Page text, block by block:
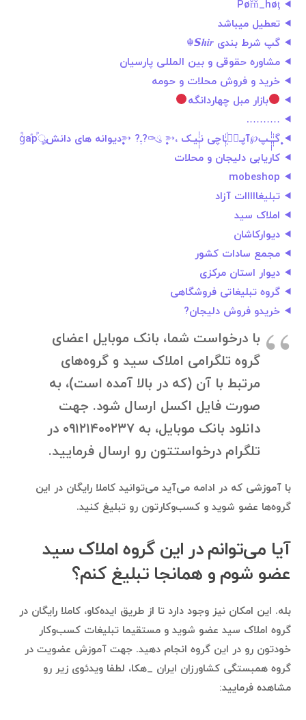
Pøřň_høţ
تعطیل میباشد
گپ شرط بندی 𝙎𝒉𝒊𝒓☬
مشاوره حقوقی و بین المللی پارسیان
خرید و فروش محلات و حومه
بازار مبل چهاردانگه
……….
۪۪ٜٖٜ۪۪ٜٖگـٰٰٖٖـٰٰٰٖٖٖٖـپ℘آپـूٰٰٖـٰٰٖٖاچی نـٰٰٰٖٖٖیـک ،➳۪۪ٜٖٜ۪۪ٜٖ ུ✑?ـٖٜ? ➳۪۪ٜٖٜ۪۪ٜٖٜ۪۪ٜٖٜٖدیوانه های دانشৣⷬgᷚaⷶp
کاریابی دلیجان و محلات
mobeshop
تبلیغااااات آزاد
املاک سید
دیوارکاشان
مجمع سادات کشور
دیوار استان مرکزی
گروه تبلیغاتی فروشگاهی
خریدو فروش دلیجان?
با درخواست شما، بانک موبایل اعضای
گروه تلگرامی املاک سید و گروه‌های
مرتبط با آن (که در بالا آمده است)، به
صورت فایل اکسل ارسال شود. جهت
دانلود بانک موبایل، به ۰۹۱۲۱۴۰۰۲۳۷ در
تلگرام درخواستتون رو ارسال فرمایید.
با آموزشی که در ادامه می‌آید می‌توانید کاملا رایگان در این
گروه‌ها عضو شوید و کسب‌وکارتون رو تبلیغ کنید.
آیا می‌توانم در این گروه املاک سید
عضو شوم و همانجا تبلیغ کنم؟
بله. این امکان نیز وجود دارد تا از طریق ایده‌کاو، کاملا رایگان در
گروه املاک سید عضو شوید و مستقیما تبلیغات کسب‌وکار
خودتون رو در این گروه انجام دهید. جهت آموزش عضویت در
گروه همبستگی کشاورزان ایران _هکا، لطفا ویدئوی زیر رو
مشاهده فرمایید: